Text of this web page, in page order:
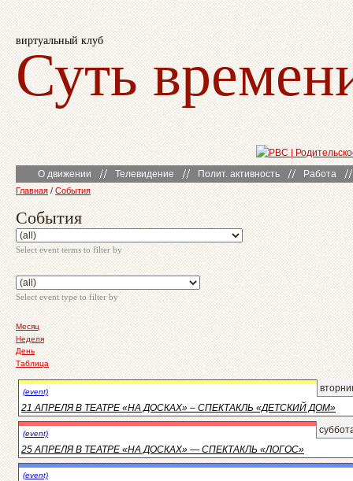
виртуальный клуб
Суть
О движении Телевидение Полит. активность Работа
Главная / События
События
Select event terms to filter by
Select event type to filter by
Месяц
Неделя
День
Таблица
(event)
21 АПРЕЛЯ В ТЕАТРЕ «НА ДОСКАХ» – СПЕКТАКЛЬ «ДЕТСКИЙ ДОМ»
(event)
25 АПРЕЛЯ В ТЕАТРЕ «НА ДОСКАХ» — СПЕКТАКЛЬ «ЛОГОС»
(event)